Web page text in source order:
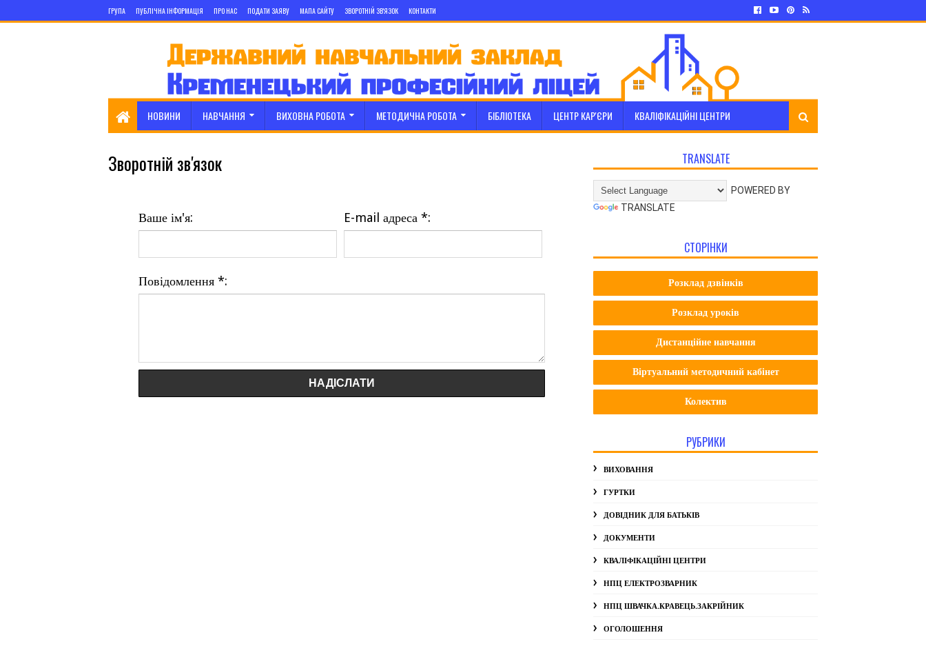
ГРУПА ПУБЛІЧНА ІНФОРМАЦІЯ ПРО НАС ПОДАТИ ЗАЯВУ МАПА САЙТУ ЗВОРОТНІЙ ЗВ'ЯЗОК КОНТАКТИ
НОВИНИ НАВЧАННЯ ВИХОВНА РОБОТА МЕТОДИЧНА РОБОТА БІБЛІОТЕКА ЦЕНТР КАР'ЄРИ КВАЛІФІКАЦІЙНІ ЦЕНТРИ
Зворотній зв'язок
Ваше ім'я: E-mail адреса *:
Повідомлення *:
TRANSLATE
POWERED BY
TRANSLATE
СТОРІНКИ
Розклад дзвінків
Розклад уроків
Дистанційне навчання
Віртуальний методичний кабінет
Колектив
РУБРИКИ
ВИХОВАННЯ
ГУРТКИ
ДОВІДНИК ДЛЯ БАТЬКІВ
ДОКУМЕНТИ
КВАЛІФІКАЦІЙНІ ЦЕНТРИ
НПЦ ЕЛЕКТРОЗВАРНИК
НПЦ ШВАЧКА.КРАВЕЦЬ.ЗАКРІЙНИК
ОГОЛОШЕННЯ